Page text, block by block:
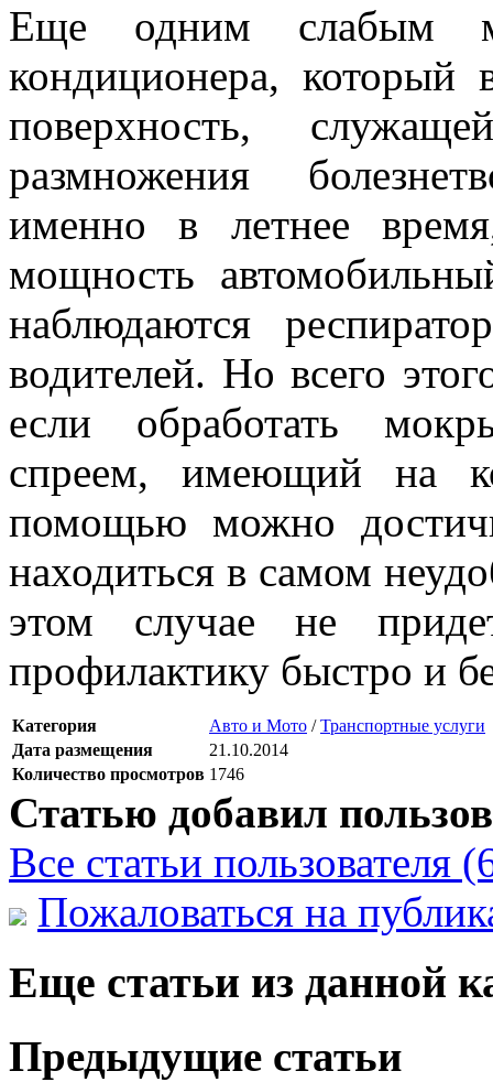
Еще одним слабым
кондиционера,
поверхность,
размножения
именно в летнее
мощность
наблюдаются
водителей. Но всего
если обработать
спреем, имеющий на
помощью можно
находиться в самом
этом случае не
профилактику быстро и
Категория Авто и Мото /Транспортные услуги
Дата размещения
21.10.2014
Количество просмотров 1746
Статью добавил
Все статьи пользователя
Пожаловаться на
Еще статьи из данной
Предыдущие статьи